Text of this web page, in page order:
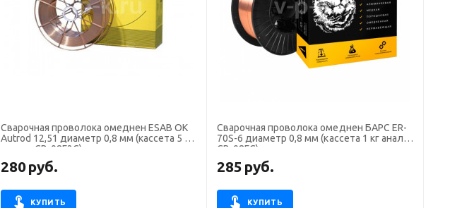
Сварочная проволока омеднен ESAB OK
Autrod 12,51 диаметр 0,8 мм (кассета 5 кг
аналог СВ-08Г2С)
280руб.
КУПИТЬ
Сварочная проволока омеднен БАРС ER-
70S-6 диаметр 0,8 мм (кассета 1 кг аналог
СВ-08ГС)
285 руб.
КУПИТЬ